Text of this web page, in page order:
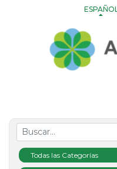
Todas las Categorías